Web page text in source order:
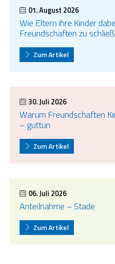
01. August 2026
Wie Eltern ihre Kinder
Freundschaften zu
Zum Artikel
30. Juli 2026
Warum Freundschaften
– guttun
Zum Artikel
06. Juli 2026
Anteilnahme – Stade
Zum Artikel